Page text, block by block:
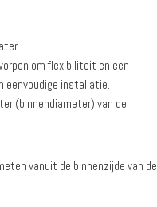
om flexibiliteit en een
eenvoudige installatie.
(binnendiameter) van de
vanuit de binnenzijde van de